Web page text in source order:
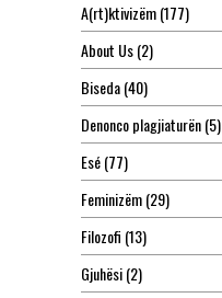
A(rt)ktivizëm(177)
About Us(2)
Biseda(40)
Denonco plagjiaturën(5)
Esé(77)
Feminizëm(29)
Filozofi (13)
Gjuhësi(2)